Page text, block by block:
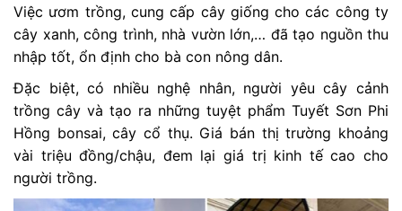
Việc ươm trồng, cung cấp cây giống cho các công ty
cây xanh, công trình, nhà vườn lớn,… đã tạo nguồn thu
nhập tốt, ổn định cho bà con nông dân.
Đặc biệt, có nhiều nghệ nhân, người yêu cây cảnh
trồng cây và tạo ra những tuyệt phẩm Tuyết Sơn Phi
Hồng bonsai, cây cổ thụ. Giá bán thị trường khoảng
vài triệu đồng/chậu, đem lại giá trị kinh tế cao cho
người trồng.